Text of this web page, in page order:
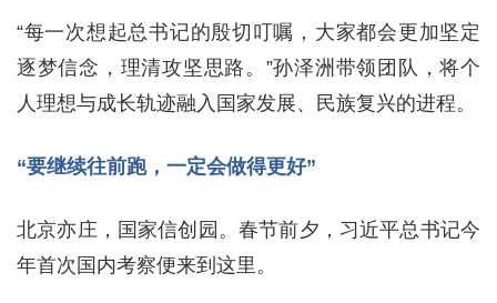
“每一次想起总书记的殷切叮嘱，大家都会更加坚定
逐梦信念，理清攻坚思路。”孙泽洲带领团队，将个
人理想与成长轨迹融入国家发展、民族复兴的进程。
“要继续往前跑，一定会做得更好”
北京亦庄，国家信创园。春节前夕，习近平总书记今
年首次国内考察便来到这里。